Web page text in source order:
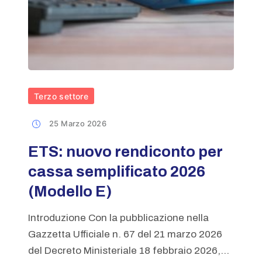
Terzo settore
25 Marzo 2026
ETS: nuovo rendiconto per
cassa semplificato 2026
(Modello E)
Introduzione Con la pubblicazione nella
Gazzetta Ufficiale n. 67 del 21 marzo 2026
del Decreto Ministeriale 18 febbraio 2026,...